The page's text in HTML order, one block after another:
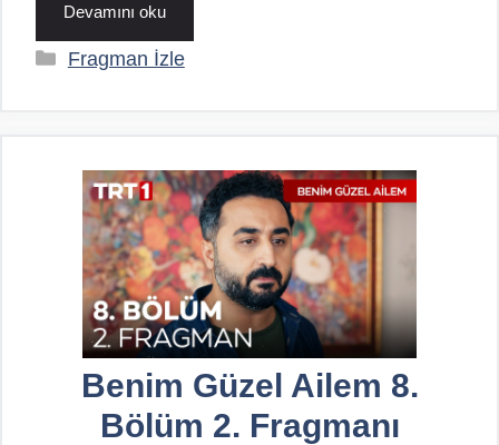
Devamını oku
Kategoriler
Fragman İzle
Benim Güzel Ailem 8.
Bölüm 2. Fragmanı